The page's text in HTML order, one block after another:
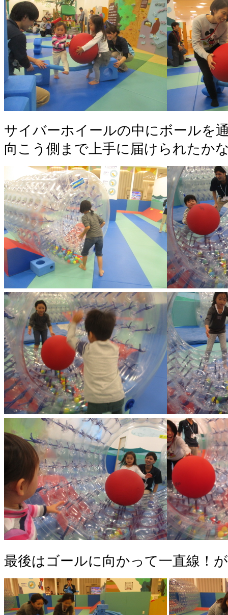
サイバーホイールの中にボールを
向こう側まで上手に届けられたか
最後はゴールに向かって一直線！